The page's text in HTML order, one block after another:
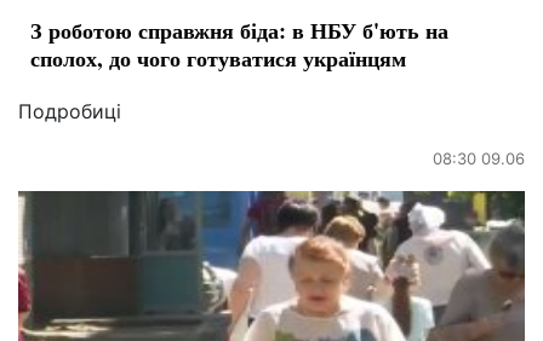
З роботою справжня біда: в НБУ б'ють на
сполох, до чого готуватися українцям
Подробиці
08:30 09.06